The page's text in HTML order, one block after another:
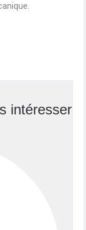
intéresser